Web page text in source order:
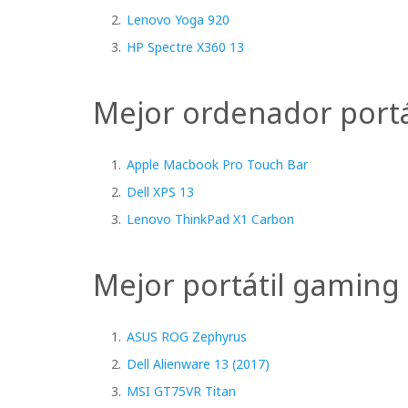
Lenovo Yoga 920
HP Spectre X360 13
Mejor ordenador
Apple Macbook Pro Touch Bar
Dell XPS 13
Lenovo ThinkPad X1 Carbon
Mejor portátil gaming
ASUS ROG Zephyrus
Dell Alienware 13 (2017)
MSI GT75VR Titan